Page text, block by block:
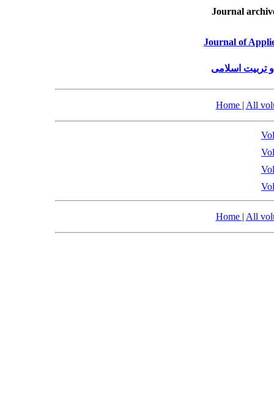
Journal
Journal of
تربیت اسلامی
Home | All
Home | All